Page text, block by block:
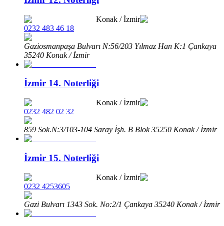
Konak /İzmir
0232 483 46 18
Gaziosmanpaşa Bulvarı N:56/203 Yılmaz Han K:1 Çankaya
35240 Konak / İzmir
İzmir 14. Noterliği
Konak /İzmir
0232 482 02 32
859 Sok.N:3/103-104 Saray İşh. B Blok 35250 Konak / İzmir
İzmir 15. Noterliği
Konak /İzmir
0232 4253605
Gazi Bulvarı 1343 Sok. No:2/1 Çankaya 35240 Konak / İzmir